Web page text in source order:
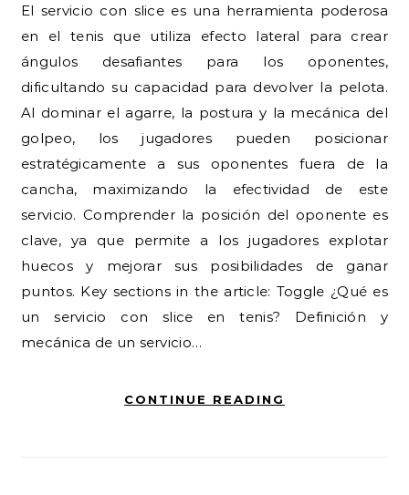
El servicio con slice es una herramienta poderosa
en el tenis que utiliza efecto lateral para crear
ángulos desafiantes para los oponentes,
dificultando su capacidad para devolver la pelota.
Al dominar el agarre, la postura y la mecánica del
golpeo, los jugadores pueden posicionar
estratégicamente a sus oponentes fuera de la
cancha, maximizando la efectividad de este
servicio. Comprender la posición del oponente es
clave, ya que permite a los jugadores explotar
huecos y mejorar sus posibilidades de ganar
puntos. Key sections in the article: Toggle ¿Qué es
un servicio con slice en tenis? Definición y
mecánica de un servicio…
CONTINUE READING